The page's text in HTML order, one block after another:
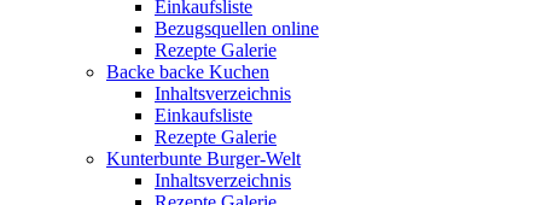
Einkaufsliste
Bezugsquellen online
Rezepte Galerie
Backe backe Kuchen
Inhaltsverzeichnis
Einkaufsliste
Rezepte Galerie
Kunterbunte Burger-Welt
Inhaltsverzeichnis